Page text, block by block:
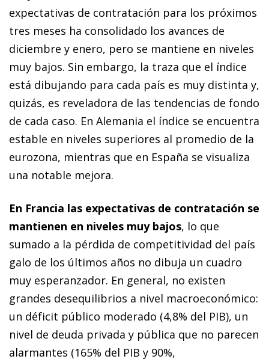
expectativas de contratación para los próximos
tres meses ha consolidado los avances de
diciembre y enero, pero se mantiene en niveles
muy bajos. Sin embargo, la traza que el índice
está dibujando para cada país es muy distinta y,
quizás, es reveladora de las tendencias de fondo
de cada caso. En Alemania el índice se encuentra
estable en niveles superiores al promedio de la
eurozona, mientras que en España se visualiza
una notable mejora.
En Francia las expectativas de contratación se
mantienen en niveles muy bajos, lo que
sumado a la pérdida de competitividad del país
galo de los últimos años no dibuja un cuadro
muy esperanzador. En general, no existen
grandes desequilibrios a nivel macroeconómico:
un déficit público moderado (4,8% del PIB), un
nivel de deuda privada y pública que no parecen
alarmantes (165% del PIB y 90%,